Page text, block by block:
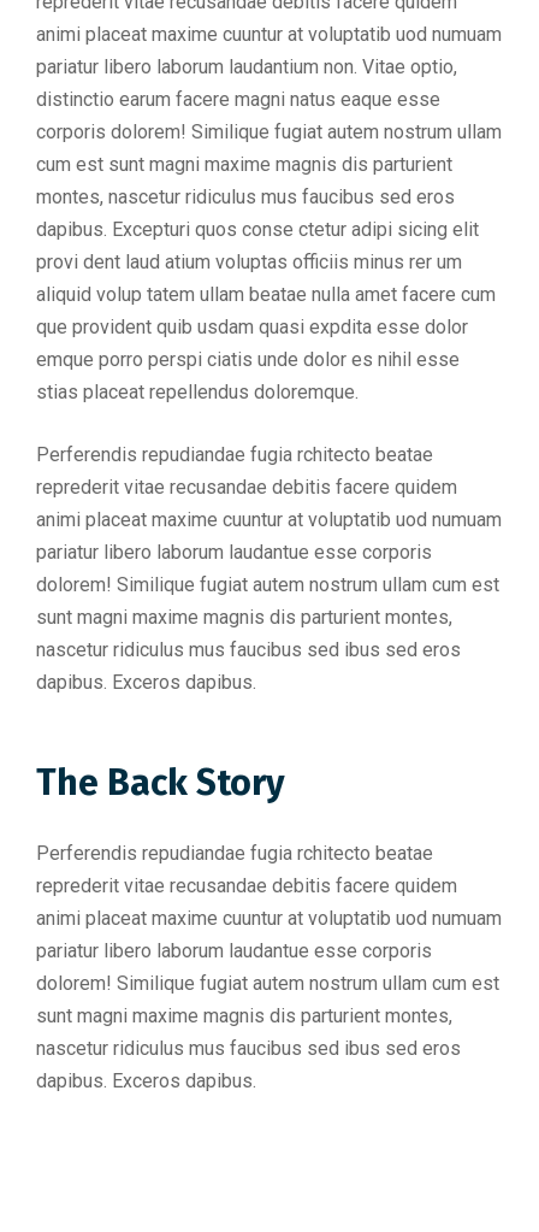
animi placeat maxime cuuntur at voluptatib uod numuam
pariatur libero laborum laudantium non. Vitae optio,
distinctio earum facere magni natus eaque esse
corporis dolorem! Similique fugiat autem nostrum ullam
cum est sunt magni maxime magnis dis parturient
montes, nascetur ridiculus mus faucibus sed eros
dapibus. Excepturi quos conse ctetur adipi sicing elit
provi dent laud atium voluptas officiis minus rer um
aliquid volup tatem ullam beatae nulla amet facere cum
que provident quib usdam quasi expdita esse dolor
emque porro perspi ciatis unde dolor es nihil esse
stias placeat repellendus doloremque.
Perferendis repudiandae fugia rchitecto beatae
reprederit vitae recusandae debitis facere quidem
animi placeat maxime cuuntur at voluptatib uod numuam
pariatur libero laborum laudantue esse corporis
dolorem! Similique fugiat autem nostrum ullam cum est
sunt magni maxime magnis dis parturient montes,
nascetur ridiculus mus faucibus sed ibus sed eros
dapibus. Exceros dapibus.
The Back Story
Perferendis repudiandae fugia rchitecto beatae
reprederit vitae recusandae debitis facere quidem
animi placeat maxime cuuntur at voluptatib uod numuam
pariatur libero laborum laudantue esse corporis
dolorem! Similique fugiat autem nostrum ullam cum est
sunt magni maxime magnis dis parturient montes,
nascetur ridiculus mus faucibus sed ibus sed eros
dapibus. Exceros dapibus.